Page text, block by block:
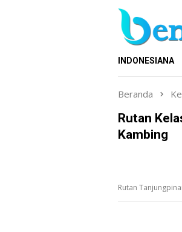
INDONESIANA
Beranda
Rutan
Kambing
Rutan